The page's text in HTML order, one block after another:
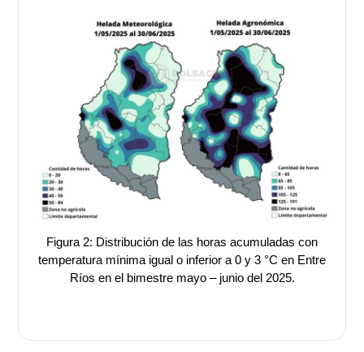
Figura 2: Distribución de las horas acumuladas con
temperatura mínima igual o inferior a 0 y 3 °C en Entre
Ríos en el bimestre mayo – junio del 2025.